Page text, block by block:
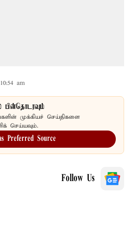
am
பின்தொடரவும்
முக்கியச் செய்திகளை
செய்யவும்.
Preferred Source
Follow Us